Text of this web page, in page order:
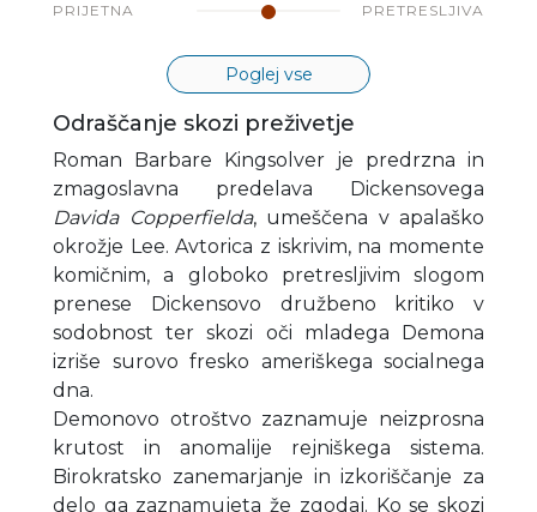
PRIJETNA PRETRESLJIVA
Poglej vse
Odraščanje skozi preživetje
Roman Barbare Kingsolver je predrzna in
zmagoslavna predelava Dickensovega
Davida Copperfielda, umeščena v apalaško
okrožje Lee. Avtorica z iskrivim, na momente
komičnim, a globoko pretresljivim slogom
prenese Dickensovo družbeno kritiko v
sodobnost ter skozi oči mladega Demona
izriše surovo fresko ameriškega socialnega
dna.
Demonovo otroštvo zaznamuje neizprosna
krutost in anomalije rejniškega sistema.
Birokratsko zanemarjanje in izkoriščanje za
delo ga zaznamujeta že zgodaj. Ko se skozi